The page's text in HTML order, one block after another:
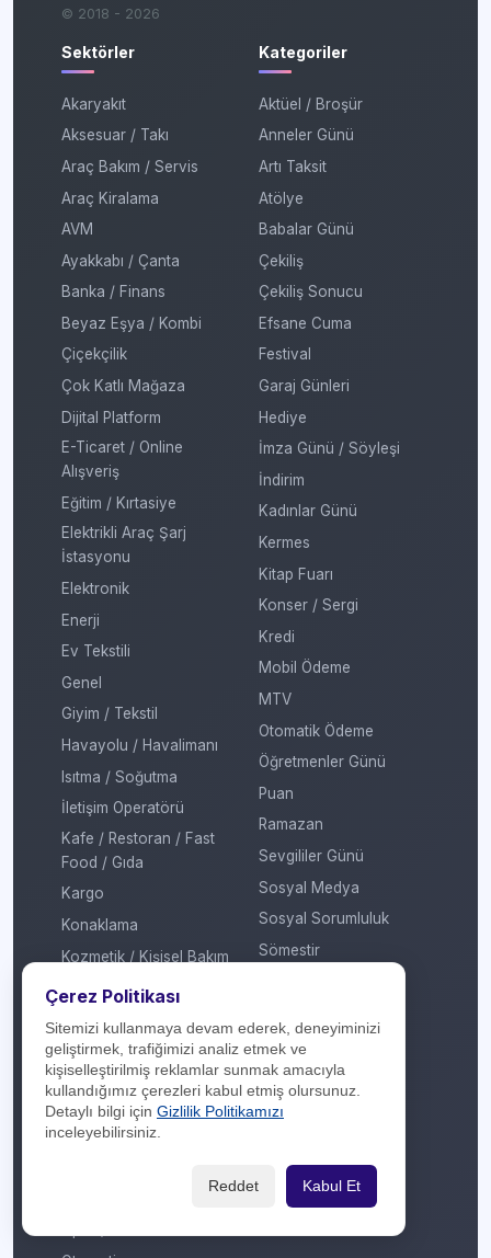
© 2018 - 2026
Sektörler
Akaryakıt
Aksesuar / Takı
Araç Bakım / Servis
Araç Kiralama
AVM
Ayakkabı / Çanta
Banka / Finans
Beyaz Eşya / Kombi
Çiçekçilik
Çok Katlı Mağaza
Dijital Platform
E-Ticaret / Online
Alışveriş
Eğitim / Kırtasiye
Elektrikli Araç Şarj
İstasyonu
Elektronik
Enerji
Ev Tekstili
Genel
Giyim / Tekstil
Havayolu / Havalimanı
Isıtma / Soğutma
İletişim Operatörü
Kafe / Restoran / Fast
Food / Gıda
Kargo
Konaklama
Kozmetik / Kişisel Bakım
Kripto Platformu
Kuru Temizleme
Kültür / Sanat
Market
Mobil Uygulama
Mobilya / Dekorasyon
Kategoriler
Aktüel / Broşür
Anneler Günü
Artı Taksit
Atölye
Babalar Günü
Çekiliş
Çekiliş Sonucu
Efsane Cuma
Festival
Garaj Günleri
Hediye
İmza Günü / Söyleşi
İndirim
Kadınlar Günü
Kermes
Kitap Fuarı
Konser / Sergi
Kredi
Mobil Ödeme
MTV
Otomatik Ödeme
Öğretmenler Günü
Puan
Ramazan
Sevgililer Günü
Sosyal Medya
Sosyal Sorumluluk
Sömestir
Temassız Ödeme
Tiyatro / Müzikal
Vergi Ödeme
Yılbaşı
Yöresel Ürünler
Çerez Politikası
Sitemizi kullanmaya devam ederek, deneyiminizi
geliştirmek, trafiğimizi analiz etmek ve
kişiselleştirilmiş reklamlar sunmak amacıyla
kullandığımız çerezleri kabul etmiş olursunuz.
Detaylı bilgi için Gizlilik Politikamızı
inceleyebilirsiniz.
Reddet Kabul Et